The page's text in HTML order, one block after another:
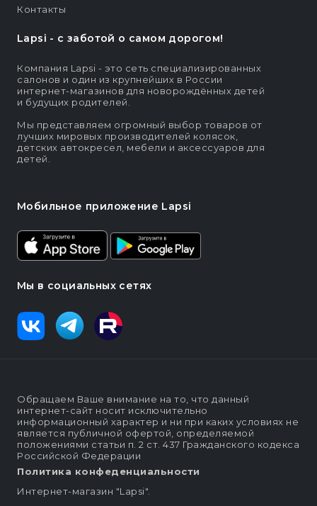
Lapsi - c заботой о самом дорогом!
Компания Lapsi - это сеть специализированных
салонов и один из крупнейших в России
интернет-магазинов для новорождённых детей
и будущих родителей.
Мы представляем огромный выбор товаров от
лучших мировых производителей колясок,
детских автокресел, мебели и аксессуаров для
детей.
Мобильное приложение Lapsi
Мы в социальных сетях
Контакты
Обращаем Ваше внимание на то, что данный
интернет-сайт носит исключительно
информационный характер и ни при каких условиях не
является публичной офертой, определяемой
положениями статьи п. 2 ст. 437 Гражданского кодекса
Российской Федерации
Политика конфеденциальности
Интернет-магазин "Lapsi".